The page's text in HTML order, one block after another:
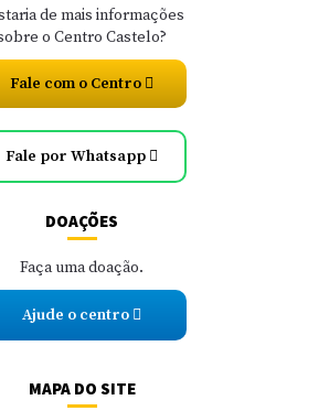
de mais informações
o Centro Castelo?
Fale com o Centro
Fale por Whatsapp
DOAÇÕES
Faça uma doação.
Ajude o centro
MAPA DO SITE